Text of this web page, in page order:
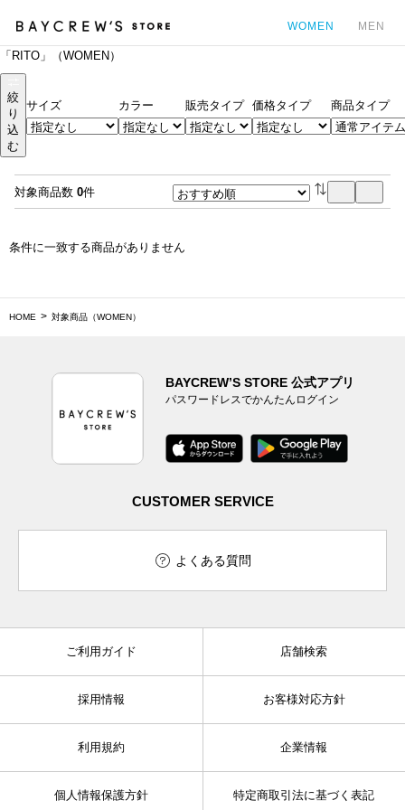
WOMEN MEN
「RITO」（WOMEN）
絞
り
込
む
サイズ カラー 販売タイプ 価格タイプ 商品タイプ
対象商品数 0件
条件に一致する商品がありません
HOME 対象商品（WOMEN）
BAYCREW’S STORE 公式アプリ
パスワードレスでかんたんログイン
CUSTOMER SERVICE
よくある質問
ご利用ガイド 店舗検索
採用情報 お客様対応方針
利用規約 企業情報
個人情報保護方針 特定商取引法に基づく表記